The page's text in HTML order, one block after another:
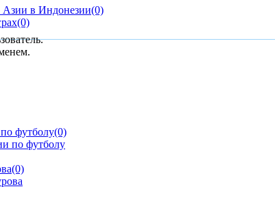
Азии в Индонезии(0)
(0)
футболу(0)
(0)